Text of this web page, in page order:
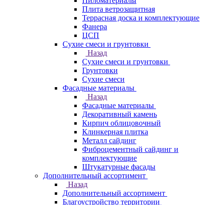
Плита ветрозащитная
Террасная доска и комплектующие
Фанера
ЦСП
Сухие смеси и грунтовки
Назад
Сухие смеси и грунтовки
Грунтовки
Сухие смеси
Фасадные материалы
Назад
Фасадные материалы
Декоративный камень
Кирпич облицовочный
Клинкерная плитка
Металл сайдинг
Фиброцементный сайдинг и
комплектующие
Штукатурные фасады
Дополнительный ассортимент
Назад
Дополнительный ассортимент
Благоустройство территории